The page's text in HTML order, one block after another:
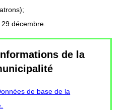
décembre.
de la
de base de la